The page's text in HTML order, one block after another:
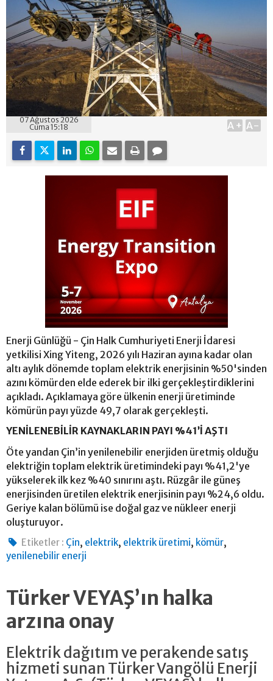
07 Ağustos 2026
Cuma 15:18
A+ A-
Enerji Günlüğü - Çin Halk Cumhuriyeti Enerji İdaresi
yetkilisi Xing Yiteng, 2026 yılı Haziran ayına kadar olan
altı aylık dönemde toplam elektrik enerjisinin %50'sinden
azını kömürden elde ederek bir ilki gerçekleştirdiklerini
açıkladı. Açıklamaya göre ülkenin enerji üretiminde
kömürün payı yüzde 49,7 olarak gerçekleşti.
YENİLENEBİLİR KAYNAKLARIN PAYI %41’İ AŞTI
Öte yandan Çin’in yenilenebilir enerjiden üretmiş olduğu
elektriğin toplam elektrik üretimindeki payı %41,2'ye
yükselerek ilk kez %40 sınırını aştı. Rüzgâr ile güneş
enerjisinden üretilen elektrik enerjisinin payı %24,6 oldu.
Geriye kalan bölümü ise doğal gaz ve nükleer enerji
oluşturuyor.
Etiketler : Çin, elektrik, elektrik üretimi, kömür,
yenilenebilir enerji
Türker VEYAŞ’ın halka
arzına onay
Elektrik dağıtım ve perakende satış
hizmeti sunan Türker Vangölü Enerji